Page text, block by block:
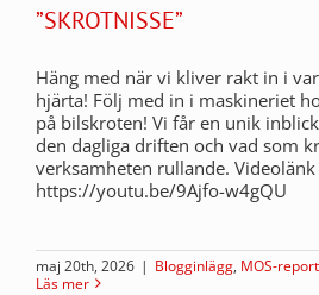
”SKROTNISSE”
Häng med när vi kliver rakt in i
hjärta! Följ med in i maskineriet
på bilskroten! Vi får en unik
den dagliga driften och vad som
verksamheten rullande. Videolänk
https://youtu.be/9Ajfo-w4gQU
maj 20th, 2026 | Blogginlägg, MOS-
Läs mer